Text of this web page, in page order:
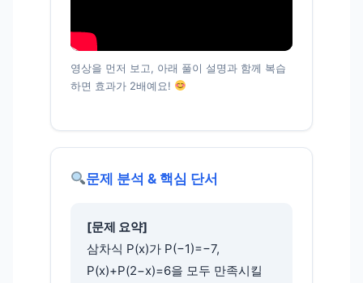
영상을 먼저 보고, 아래 풀이 설명과 함께 복습
하면 효과가 2배예요!
문제 분석 & 핵심 단서
[문제 요약]
삼차식 P(x)가 P(−1)=−7,
P(x)+P(2−x)=6을 모두 만족시킬